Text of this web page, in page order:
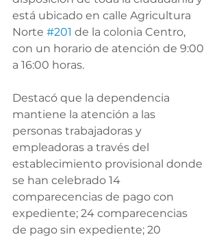
está ubicado en calle Agricultura
Norte #201 de la colonia Centro,
con un horario de atención de 9:00
a 16:00 horas.
Destacó que la dependencia
mantiene la atención a las
personas trabajadoras y
empleadoras a través del
establecimiento provisional donde
se han celebrado 14
comparecencias de pago con
expediente; 24 comparecencias
de pago sin expediente; 20